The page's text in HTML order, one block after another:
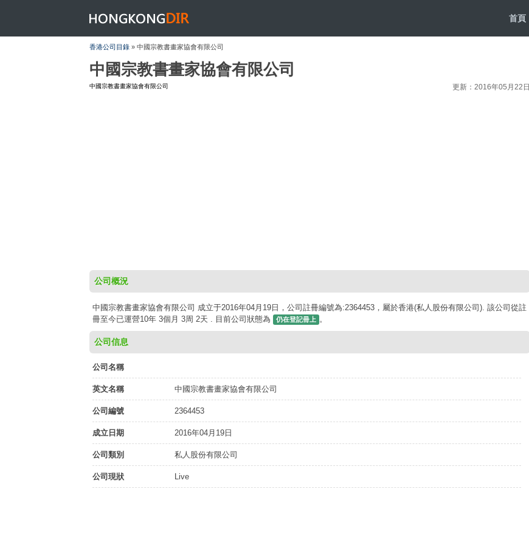
HONGKONGDIR 首頁
香港公司目錄 » 中國宗教書畫家協會有限公司
中國宗教書畫家協會有限公司
中國宗教書畫家協會有限公司 更新：2016年05月22日
公司概況
中國宗教書畫家協會有限公司 成立于2016年04月19日，公司註冊編號為:2364453，屬於香港(私人股份有限公司). 該公司從註
冊至今已運營10年 3個月 3周 2天 . 目前公司狀態為
仍在登記冊上 。
公司信息
公司名稱
英文名稱 中國宗教書畫家協會有限公司
公司編號 2364453
成立日期 2016年04月19日
公司類別 私人股份有限公司
公司現狀 Live